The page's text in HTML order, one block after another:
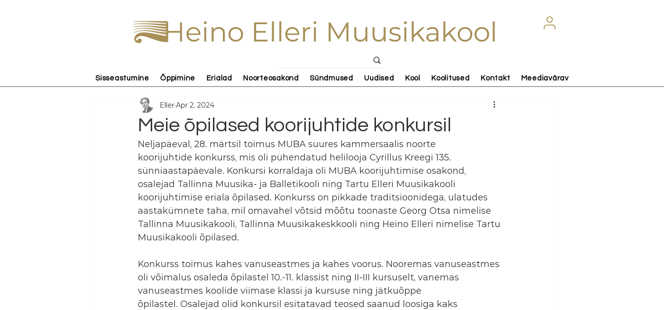
Heino Elleri Muusikakool
Sisseastumine Õppimine Erialad Noorteosakond Sündmused Uudised Kool Koolitused Kontakt Meediavärav
Meie õpilased koorijuhtide konkursil
EllerApr 2, 2024
Neljapäeval, 28. märtsil toimus MUBA suures kammersaalis noorte
koorijuhtide konkurss, mis oli pühendatud helilooja Cyrillus Kreegi 135.
sünniaastapäevale. Konkursi korraldaja oli MUBA koorijuhtimise osakond,
osalejad Tallinna Muusika- ja Balletikooli ning Tartu Elleri Muusikakooli
koorijuhtimise eriala õpilased. Konkurss on pikkade traditsioonidega, ulatudes
aastakümnete taha, mil omavahel võtsid mõõtu toonaste Georg Otsa nimelise
Tallinna Muusikakooli, Tallinna Muusikakeskkooli ning Heino Elleri nimelise Tartu
Muusikakooli õpilased.
Konkurss toimus kahes vanuseastmes ja kahes voorus. Nooremas vanuseastmes
oli võimalus osaleda õpilastel 10.-11. klassist ning II-III kursuselt, vanemas
vanuseastmes koolide viimase klassi ja kursuse ning jätkuõppe
õpilastel. Osalejad olid konkursil esitatavad teosed saanud loosiga kaks